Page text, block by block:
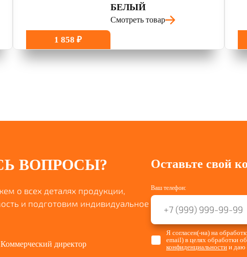
1 858 ₽
БЕЛЫЙ
Смотреть товар
ВОПРОСЫ?
о всех деталях продукции,
и подготовим индивидуальное
Коммерческий директор
Оставьте свой
Ваш телефон:
Я согласен(-на) на
email) в целях обработки
конфиденциальностии даю